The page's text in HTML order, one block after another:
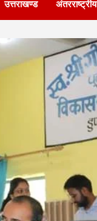
उत्तराखण्ड अंतरराष्ट्रीय